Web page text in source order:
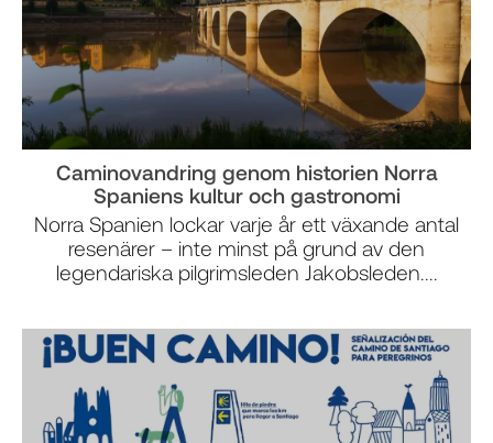
Caminovandring genom historien Norra
Spaniens kultur och gastronomi
Norra Spanien lockar varje år ett växande antal
resenärer – inte minst på grund av den
legendariska pilgrimsleden Jakobsleden....